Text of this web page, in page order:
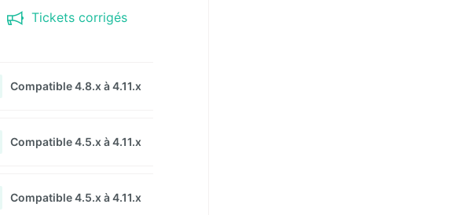
Tickets corrigés
Compatible 4.8.x à 4.11.x
Compatible 4.5.x à 4.11.x
Compatible 4.5.x à 4.11.x